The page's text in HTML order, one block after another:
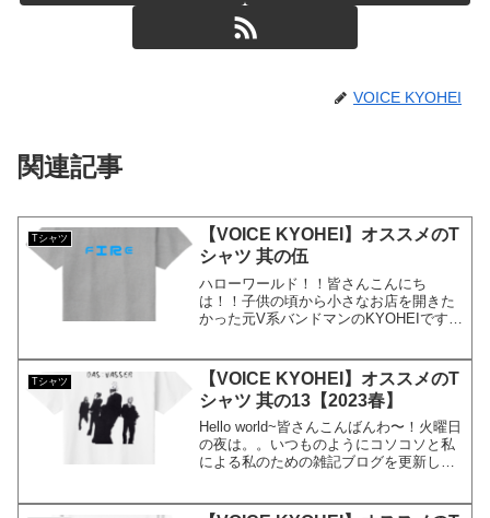
VOICE KYOHEI
関連記事
Tシャツ
【VOICE KYOHEI】オススメのT
シャツ 其の伍
ハローワールド！！皆さんこんにち
は！！子供の頃から小さなお店を開きた
かった元V系バンドマンのKYOHEIです。
ススメのTシャツ何ということでしょうつ
いにKYOHEI...
Tシャツ
【VOICE KYOHEI】オススメのT
シャツ 其の13【2023春】
Hello world~皆さんこんばんわ〜！火曜日
の夜は。。いつものようにコソコソと私
による私のための雑記ブログを更新して
もある、KYOHEIです。KYOHEI本日も...